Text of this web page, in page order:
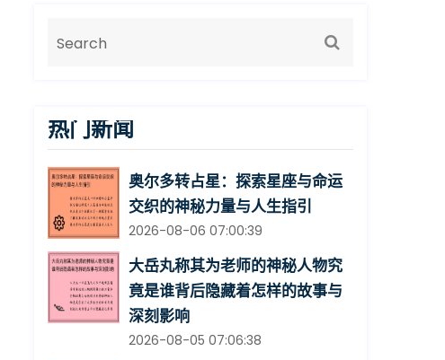
热门新闻
奥尔多转占星：探索星座与命运
交织的神秘力量与人生指引
2026-08-06 07:00:39
大岳丸称其为老师的神秘人物究
竟是谁背后隐藏着怎样的故事与
深刻影响
2026-08-05 07:06:38